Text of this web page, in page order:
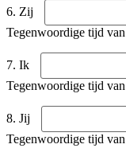
6. Zij
Tegenwoordige tijd
7. Ik
Tegenwoordige tijd
8. Jij
Tegenwoordige tijd